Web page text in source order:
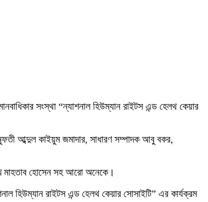
সংস্থা “ন্যাশনাল হিউম্যান রাইটস এন্ড হেলথ কেয়ার
মুফতী আব্দুল কাইয়ুম জমাদার, সাধারণ সম্পাদক আবু বকর,
মাহতাব হোসেন সহ আরো অনেকে।
হিউম্যান রাইটস এন্ড হেলথ কেয়ার সোসাইটি” এর কার্যক্রম